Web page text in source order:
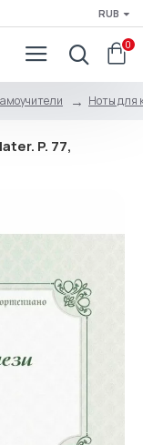
RUB
0
Ноты для
P. 77,